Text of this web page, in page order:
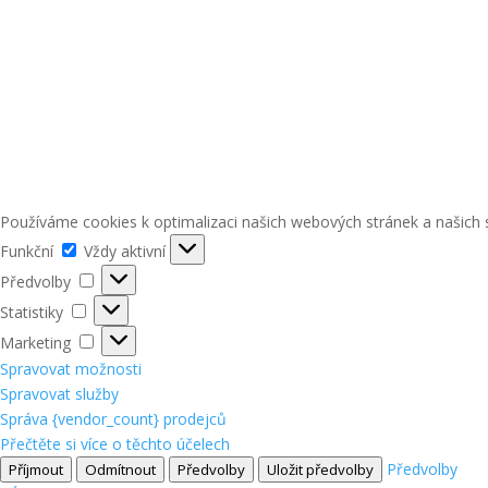
Používáme cookies k optimalizaci našich webových stránek a našich
Funkční
Funkční
Vždy aktivní
Předvolby
Předvolby
Statistiky
Statistiky
Marketing
Marketing
Spravovat možnosti
Spravovat služby
Správa {vendor_count} prodejců
Přečtěte si více o těchto účelech
Příjmout Odmítnout Předvolby Uložit předvolby
Předvolby